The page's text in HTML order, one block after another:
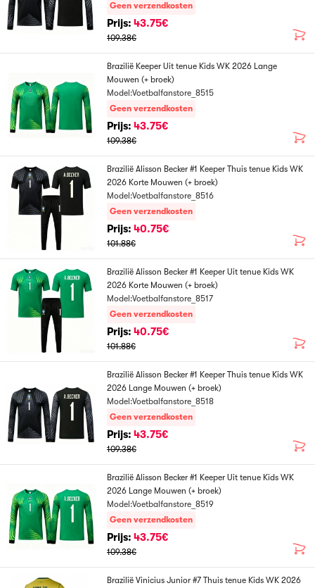
Geen verzendkosten
Prijs: 43.75€
109.38€
Brazilië Keeper Uit tenue Kids WK 2026 Lange
Mouwen (+ broek)
Model:Voetbalfanstore_8515
Geen verzendkosten
Prijs: 43.75€
109.38€
Brazilië Alisson Becker #1 Keeper Thuis tenue Kids WK
2026 Korte Mouwen (+ broek)
Model:Voetbalfanstore_8516
Geen verzendkosten
Prijs: 40.75€
101.88€
Brazilië Alisson Becker #1 Keeper Uit tenue Kids WK
2026 Korte Mouwen (+ broek)
Model:Voetbalfanstore_8517
Geen verzendkosten
Prijs: 40.75€
101.88€
Brazilië Alisson Becker #1 Keeper Thuis tenue Kids WK
2026 Lange Mouwen (+ broek)
Model:Voetbalfanstore_8518
Geen verzendkosten
Prijs: 43.75€
109.38€
Brazilië Alisson Becker #1 Keeper Uit tenue Kids WK
2026 Lange Mouwen (+ broek)
Model:Voetbalfanstore_8519
Geen verzendkosten
Prijs: 43.75€
109.38€
Brazilië Vinicius Junior #7 Thuis tenue Kids WK 2026